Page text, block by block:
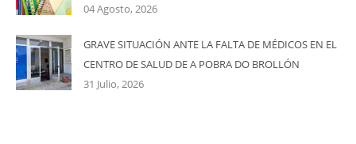
04 Agosto, 2026
GRAVE SITUACIÓN ANTE LA FALTA DE MÉDICOS EN EL
CENTRO DE SALUD DE A POBRA DO BROLLÓN
31 Julio, 2026